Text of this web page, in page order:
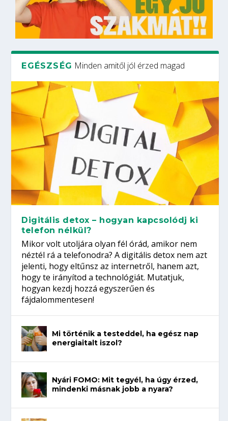
EGÉSZSÉG Minden amitől jól érzed magad
Digitális detox – hogyan kapcsolódj ki
telefon nélkül?
Mikor volt utoljára olyan fél órád, amikor nem
néztél rá a telefonodra? A digitális detox nem azt
jelenti, hogy eltűnsz az internetről, hanem azt,
hogy te irányítod a technológiát. Mutatjuk,
hogyan kezdj hozzá egyszerűen és
fájdalommentesen!
Mi történik a testeddel, ha egész nap
energiaitalt iszol?
Nyári FOMO: Mit tegyél, ha úgy érzed,
mindenki másnak jobb a nyara?